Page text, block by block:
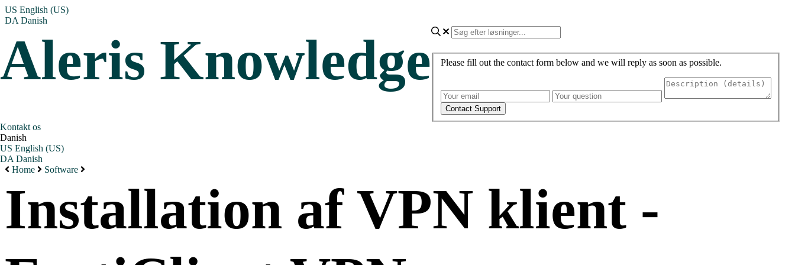
US English (US)
DA Danish
Aleris Knowledge Please fill out the contact form below and we will reply as soon as possible.
Kontakt os
Danish
US English (US)
DA Danish
Home
Software
Installation af VPN klient -